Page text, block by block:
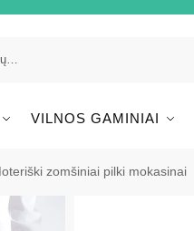
VILNOS GAMINIAI
zomšiniai pilki mokasinai